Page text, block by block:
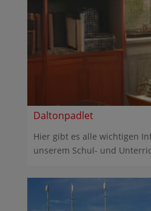
Daltonpadlet
Hier gibt es alle wichtigen
unserem Schul- und